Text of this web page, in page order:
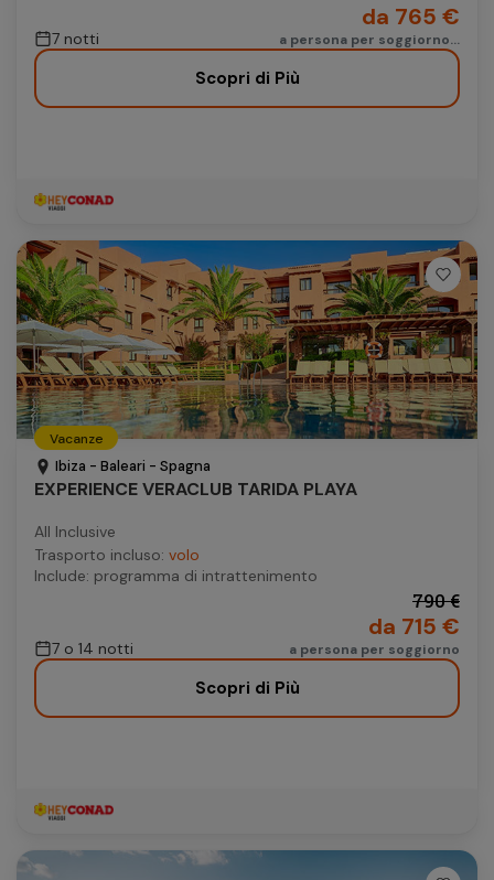
7 notti
da 765 €
a persona per soggiorno...
Scopri di Più
Vacanze
Ibiza - Baleari - Spagna
EXPERIENCE VERACLUB TARIDA PLAYA
All Inclusive
Trasporto incluso: volo
Include: programma di intrattenimento
7 o 14 notti
790 €
da 715 €
a persona per soggiorno
Scopri di Più